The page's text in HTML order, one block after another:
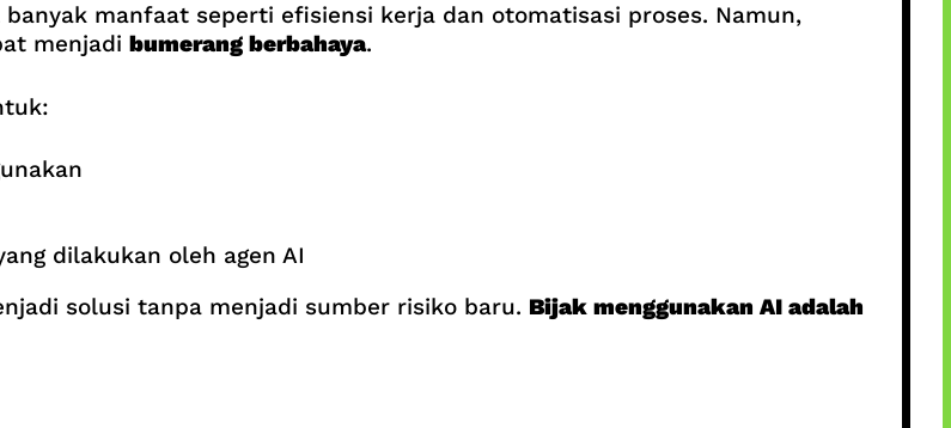
manfaat seperti efisiensi kerja dan otomatisasi proses. Namun,
menjadi bumerang berbahaya.
dilakukan oleh agen AI
solusi tanpa menjadi sumber risiko baru. Bijak menggunakan AI adalah